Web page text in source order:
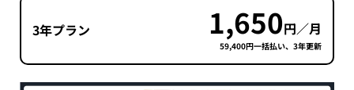
3年プラン 1,650円／月
59,400円一括払い、3年更新